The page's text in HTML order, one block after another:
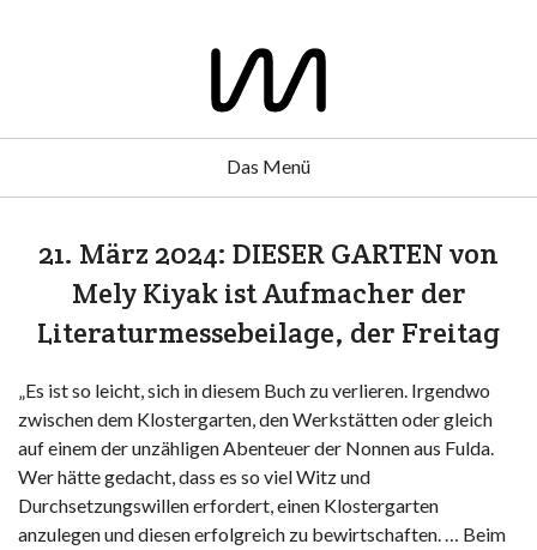
Das Menü
21. März 2024: DIESER GARTEN von
Mely Kiyak ist Aufmacher der
Literaturmessebeilage, der Freitag
„Es ist so leicht, sich in diesem Buch zu verlieren. Irgendwo
zwischen dem Klostergarten, den Werkstätten oder gleich
auf einem der unzähligen Abenteuer der Nonnen aus Fulda.
Wer hätte gedacht, dass es so viel Witz und
Durchsetzungswillen erfordert, einen Klostergarten
anzulegen und diesen erfolgreich zu bewirtschaften. … Beim